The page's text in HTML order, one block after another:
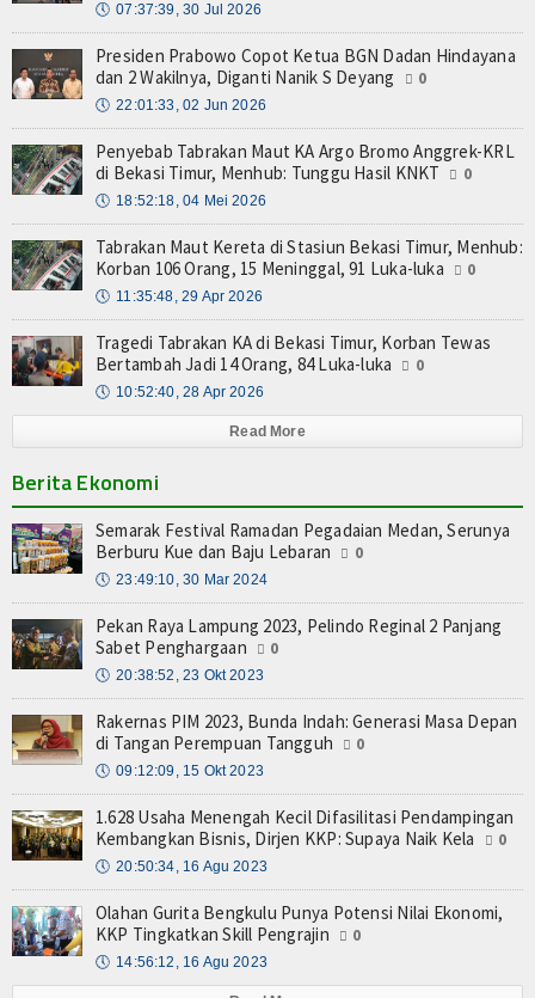
🕔 07:37:39, 30 Jul 2026
Presiden Prabowo Copot Ketua BGN Dadan Hindayana
dan 2 Wakilnya, Diganti Nanik S Deyang
0
🕔 22:01:33, 02 Jun 2026
Penyebab Tabrakan Maut KA Argo Bromo Anggrek-KRL
di Bekasi Timur, Menhub: Tunggu Hasil KNKT
0
🕔 18:52:18, 04 Mei 2026
Tabrakan Maut Kereta di Stasiun Bekasi Timur, Menhub:
Korban 106 Orang, 15 Meninggal, 91 Luka-luka
0
🕔 11:35:48, 29 Apr 2026
Tragedi Tabrakan KA di Bekasi Timur, Korban Tewas
Bertambah Jadi 14 Orang, 84 Luka-luka
0
🕔 10:52:40, 28 Apr 2026
Read More
Berita Ekonomi
Semarak Festival Ramadan Pegadaian Medan, Serunya
Berburu Kue dan Baju Lebaran
0
🕔 23:49:10, 30 Mar 2024
Pekan Raya Lampung 2023, Pelindo Reginal 2 Panjang
Sabet Penghargaan
0
🕔 20:38:52, 23 Okt 2023
Rakernas PIM 2023, Bunda Indah: Generasi Masa Depan
di Tangan Perempuan Tangguh
0
🕔 09:12:09, 15 Okt 2023
1.628 Usaha Menengah Kecil Difasilitasi Pendampingan
Kembangkan Bisnis, Dirjen KKP: Supaya Naik Kela
0
🕔 20:50:34, 16 Agu 2023
Olahan Gurita Bengkulu Punya Potensi Nilai Ekonomi,
KKP Tingkatkan Skill Pengrajin
0
🕔 14:56:12, 16 Agu 2023